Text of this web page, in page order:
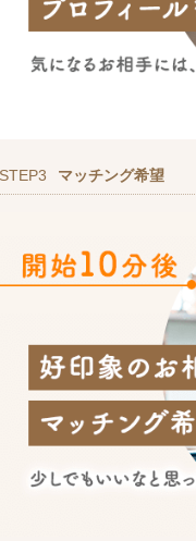
STEP3 マッチング希望